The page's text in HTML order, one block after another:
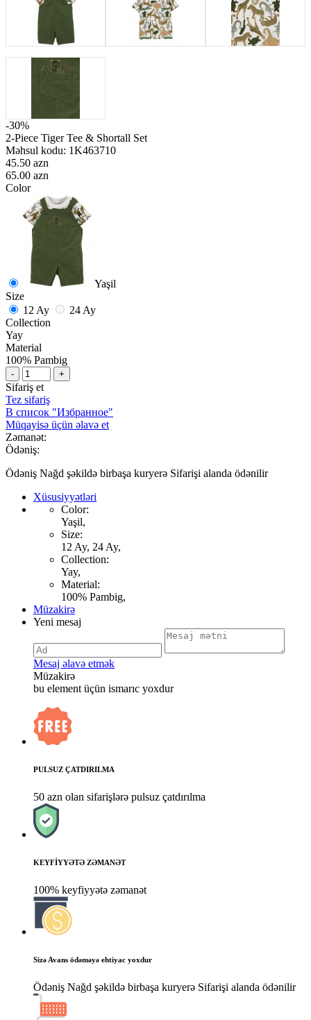
-30%
2-Piece Tiger Tee & Shortall Set
Məhsul kodu: 1K463710
45.50 azn
65.00 azn
Color
Yaşil
Size
12 Ay
24 Ay
Collection
Yay
Material
100% Pambig
- +
Sifariş et
Tez sifariş
В список "Избранное"
Müqayisə üçün əlavə et
Zəmanət:
Ödəniş:
Ödəniş Nağd şəkildə birbaşa kuryerə Sifarişi alanda ödənilir
Xüsusiyyətləri
Color:
Yaşil,
Size:
12 Ay, 24 Ay,
Collection:
Yay,
Material:
100% Pambig,
Müzakirə
Yeni mesaj
Mesaj əlavə etmək
Müzakirə
bu element üçün ismarıc yoxdur
PULSUZ ÇATDIRILMA
50 azn olan sifarişlərə pulsuz çatdırılma
KEYFİYYƏTƏ ZƏMANƏT
100% keyfiyyətə zəmanət
Sizə Avans ödəməyə ehtiyac yoxdur
Ödəniş Nağd şəkildə birbaşa kuryerə Sifarişi alanda ödənilir